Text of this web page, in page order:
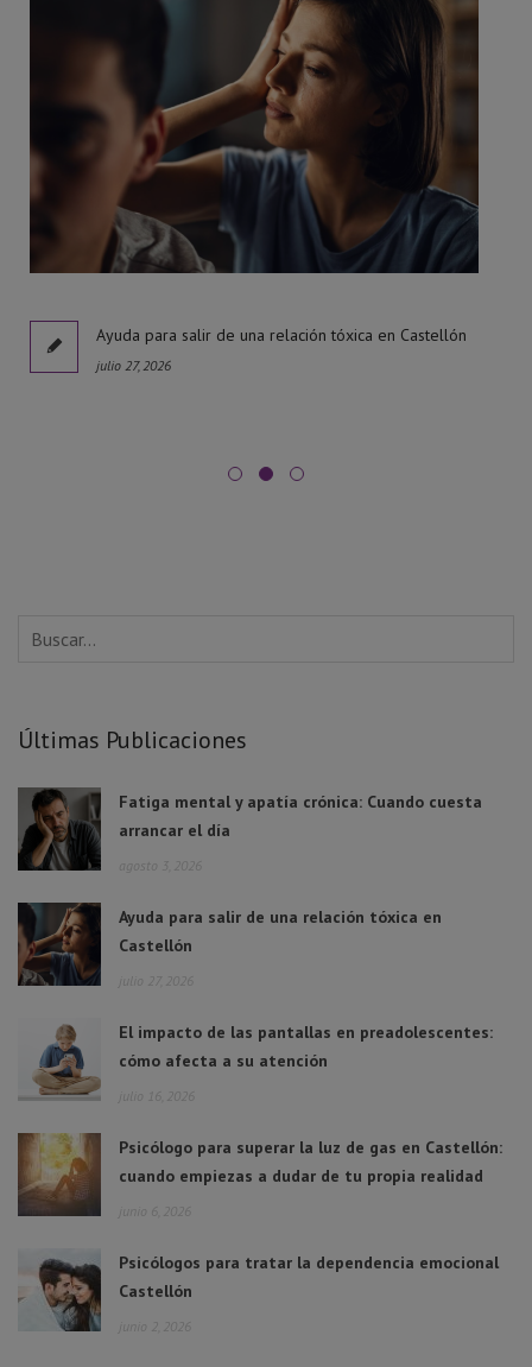
Ayuda para salir de una relación tóxica en Castellón
julio 27, 2026
Últimas Publicaciones
Fatiga mental y apatía crónica: Cuando cuesta
arrancar el día
agosto 3, 2026
Ayuda para salir de una relación tóxica en
Castellón
julio 27, 2026
El impacto de las pantallas en preadolescentes:
cómo afecta a su atención
julio 16, 2026
Psicólogo para superar la luz de gas en Castellón:
cuando empiezas a dudar de tu propia realidad
junio 6, 2026
Psicólogos para tratar la dependencia emocional
Castellón
junio 2, 2026